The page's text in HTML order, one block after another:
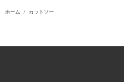
ホーム カットソー